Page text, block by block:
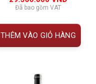
đánh giá
Đã bao gồm VAT
THÊM VÀO GIỎ HÀNG